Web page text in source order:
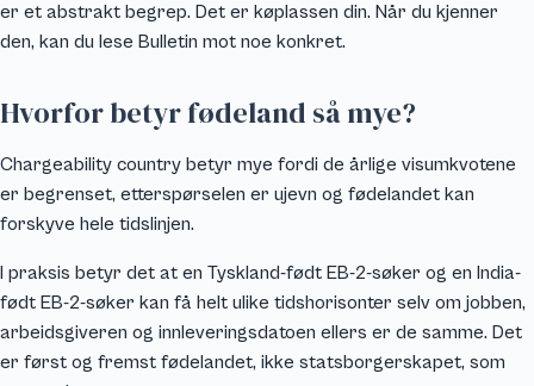
er et abstrakt begrep. Det er køplassen din. Når du kjenner
den, kan du lese Bulletin mot noe konkret.
Hvorfor betyr fødeland så mye?
Chargeability country betyr mye fordi de årlige visumkvotene
er begrenset, etterspørselen er ujevn og fødelandet kan
forskyve hele tidslinjen.
I praksis betyr det at en Tyskland-født EB-2-søker og en India-
født EB-2-søker kan få helt ulike tidshorisonter selv om jobben,
arbeidsgiveren og innleveringsdatoen ellers er de samme. Det
er først og fremst fødelandet, ikke statsborgerskapet, som